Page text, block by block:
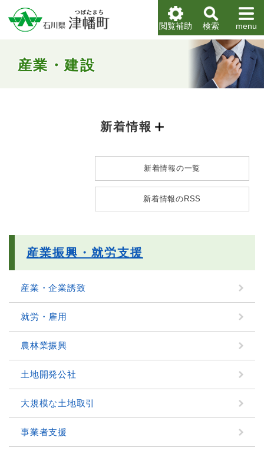
メニューを飛ばして本文へ
閲覧補助
検索 menu
産業・建設
新着情報
新着情報の一覧
新着情報のRSS
産業振興・就労支援
産業・企業誘致
就労・雇用
農林業振興
土地開発公社
大規模な土地取引
事業者支援